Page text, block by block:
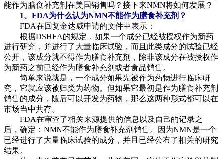
能作为膳食补充剂在美国销售吗？接下来NMN将如何发展？
1、FDA为什么认为NMN不能作为膳食补充剂？
FDA在回复金达威申请的文件中表示：
根据DSHEA的规定，如果一个成分已经被授权作为新药
进行研究，并进行了大量临床试验，而且此类成分的试验已经
公开，该成分就不得作为膳食补充剂，除非该成分在被授权作
为新药之前已经作为膳食补充剂或者食品销售。
简单来说就是，一个成分如果先被作为药物进行临床研
究，它就应该被归类为药物。但如果它最初是作为膳食补充剂
销售的成分，随后可以开发为药物，那么这两种形式都可以在
市场当中共存。
FDA在审查了相关来源提供的信息以及自己的记录之
后，确定：NMN不能作为膳食补充剂销售。因为NMN是一个
已经进行了大量临床试验的成分，并且已经公布了相关的研究
结果。